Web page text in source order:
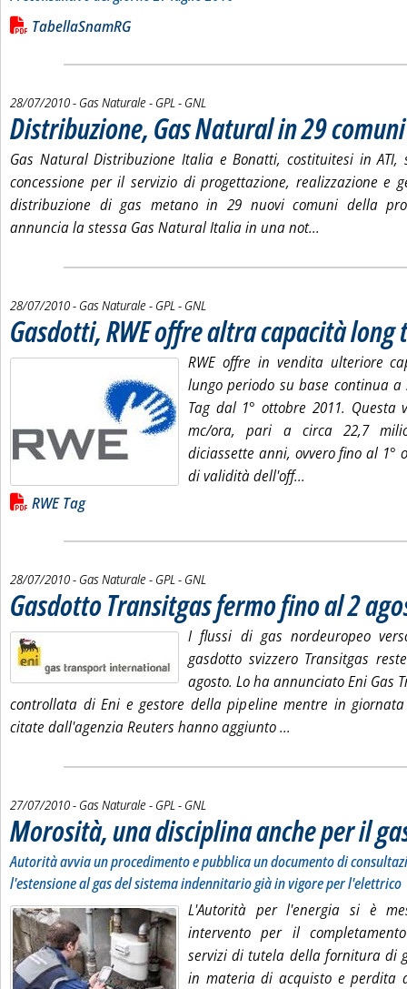
Leggi tutta la notizia: 'Bilancio quotidiano del gas trasportato
Lista allegati PDF alla notizia
TabellaSnamRG
28/07/2010- Gas Naturale - GPL - GNL
Distribuzione, Gas Natural in 29
Gas Natural Distribuzione Italia e Bonatti, costituitesi in ATI,
concessione per il servizio di progettazione, realizzazione e
distribuzione di gas metano in 29 nuovi comuni della
annuncia la stessa Gas Natural Italia in una not...
28/07/2010- Gas Naturale - GPL - GNL
Gasdotti, RWE offre altra capacità long
RWE offre in vendita ulteriore
lungo periodo su base continua
Tag dal 1° ottobre 2011.
mc/ora, pari a circa 22,7
diciassette anni, ovvero fino al 1°
di validità dell'off...
Lista allegati PDF alla notizia
RWE Tag
28/07/2010- Gas Naturale - GPL - GNL
Gasdotto Transitgas fermo fino al 2
I flussi di gas nordeuropeo
gasdotto svizzero Transitgas
agosto. Lo ha annunciato Eni Gas
controllata di Eni e gestore della pipeline mentre in
citate dall'agenzia Reuters hanno aggiunto ...
27/07/2010- Gas Naturale - GPL - GNL
Morosità, una disciplina anche per il
Autorità avvia un procedimento e pubblica un documento di
l'estensione al gas del sistema indennitario già in vigore per l'elettrico
L'Autorità per l'energia si è
intervento per il
servizi di tutela della fornitura di
in materia di acquisto e perdita